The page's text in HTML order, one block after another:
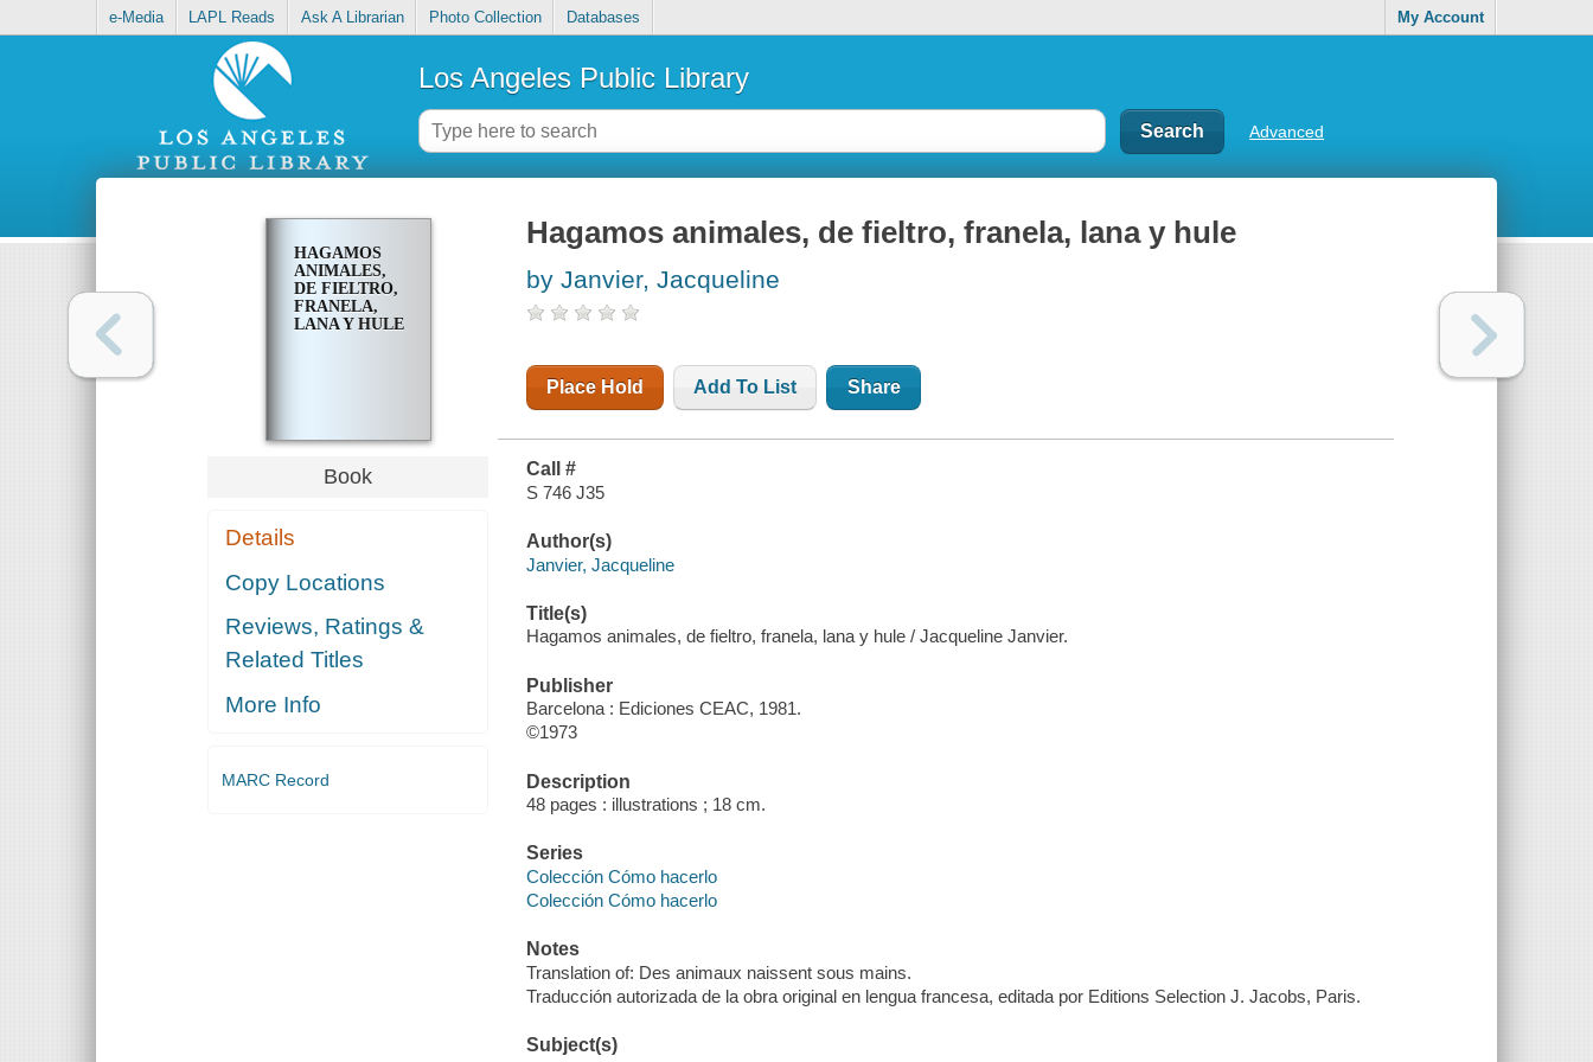
e-Media LAPL Reads Ask A Librarian Photo Collection Databases My Account
Los Angeles Public Library
Advanced
HAGAMOS
ANIMALES,
DE FIELTRO,
FRANELA,
LANA Y HULE
Book
Details
Copy Locations
Reviews, Ratings &
Related Titles
More Info
MARC Record
Hagamos animales, de fieltro, franela, lana y hule
by Janvier, Jacqueline
Place Hold Add To List Share
Call #
S 746 J35
Author(s)
Janvier, Jacqueline
Title(s)
Hagamos animales, de fieltro, franela, lana y hule / Jacqueline Janvier.
Publisher
Barcelona : Ediciones CEAC, 1981.
©1973
Description
48 pages : illustrations ; 18 cm.
Series
Colección Cómo hacerlo
Colección Cómo hacerlo
Notes
Translation of: Des animaux naissent sous mains.
Traducción autorizada de la obra original en lengua francesa, editada por Editions Selection J. Jacobs, Paris.
Subject(s)